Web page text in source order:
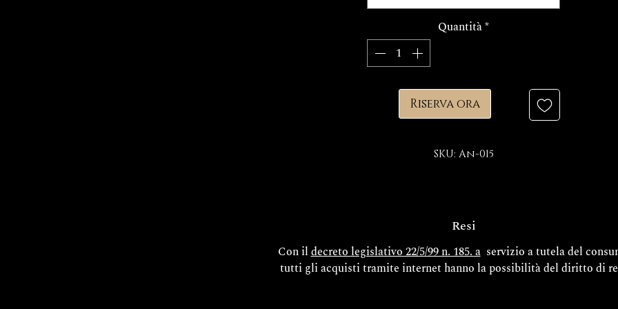
Quantità*
Riserva ora
SKU: An-015
Resi
Con ildecreto legislativo 22/5/99 n. 185. aservizio a tutela del
tutti gli acquisti tramite internet hanno la possibilità del diritto di